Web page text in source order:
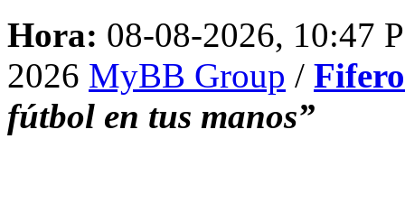
Hora: 08-08-2026, 10:47
2026 MyBB Group /
fútbol en tus manos”